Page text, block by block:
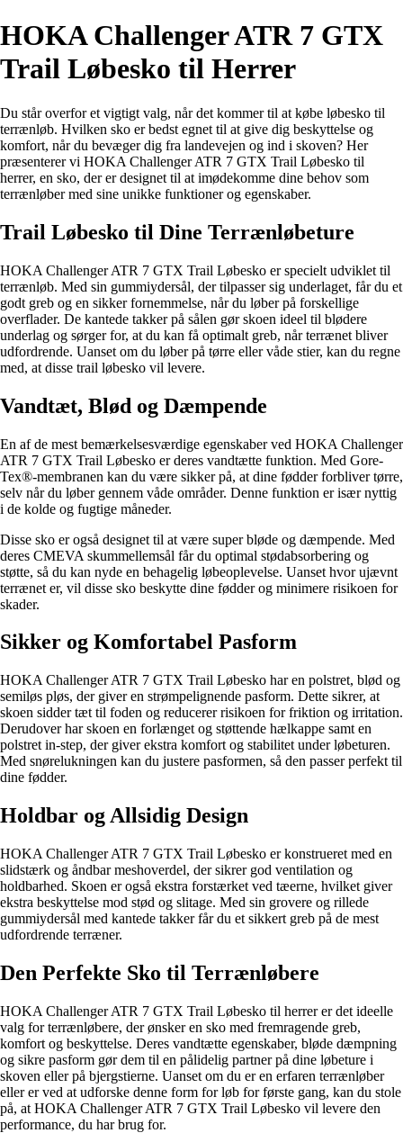
HOKA Challenger ATR 7 GTX
Trail Løbesko til Herrer
Du står overfor et vigtigt valg, når det kommer til at købe løbesko til
terrænløb. Hvilken sko er bedst egnet til at give dig beskyttelse og
komfort, når du bevæger dig fra landevejen og ind i skoven? Her
præsenterer vi HOKA Challenger ATR 7 GTX Trail Løbesko til
herrer, en sko, der er designet til at imødekomme dine behov som
terrænløber med sine unikke funktioner og egenskaber.
Trail Løbesko til Dine Terrænløbeture
HOKA Challenger ATR 7 GTX Trail Løbesko er specielt udviklet til
terrænløb. Med sin gummiydersål, der tilpasser sig underlaget, får du et
godt greb og en sikker fornemmelse, når du løber på forskellige
overflader. De kantede takker på sålen gør skoen ideel til blødere
underlag og sørger for, at du kan få optimalt greb, når terrænet bliver
udfordrende. Uanset om du løber på tørre eller våde stier, kan du regne
med, at disse trail løbesko vil levere.
Vandtæt, Blød og Dæmpende
En af de mest bemærkelsesværdige egenskaber ved HOKA Challenger
ATR 7 GTX Trail Løbesko er deres vandtætte funktion. Med Gore-
Tex®-membranen kan du være sikker på, at dine fødder forbliver tørre,
selv når du løber gennem våde områder. Denne funktion er især nyttig
i de kolde og fugtige måneder.
Disse sko er også designet til at være super bløde og dæmpende. Med
deres CMEVA skummellemsål får du optimal stødabsorbering og
støtte, så du kan nyde en behagelig løbeoplevelse. Uanset hvor ujævnt
terrænet er, vil disse sko beskytte dine fødder og minimere risikoen for
skader.
Sikker og Komfortabel Pasform
HOKA Challenger ATR 7 GTX Trail Løbesko har en polstret, blød og
semiløs pløs, der giver en strømpelignende pasform. Dette sikrer, at
skoen sidder tæt til foden og reducerer risikoen for friktion og irritation.
Derudover har skoen en forlænget og støttende hælkappe samt en
polstret in-step, der giver ekstra komfort og stabilitet under løbeturen.
Med snørelukningen kan du justere pasformen, så den passer perfekt til
dine fødder.
Holdbar og Allsidig Design
HOKA Challenger ATR 7 GTX Trail Løbesko er konstrueret med en
slidstærk og åndbar meshoverdel, der sikrer god ventilation og
holdbarhed. Skoen er også ekstra forstærket ved tæerne, hvilket giver
ekstra beskyttelse mod stød og slitage. Med sin grovere og rillede
gummiydersål med kantede takker får du et sikkert greb på de mest
udfordrende terræner.
Den Perfekte Sko til Terrænløbere
HOKA Challenger ATR 7 GTX Trail Løbesko til herrer er det ideelle
valg for terrænløbere, der ønsker en sko med fremragende greb,
komfort og beskyttelse. Deres vandtætte egenskaber, bløde dæmpning
og sikre pasform gør dem til en pålidelig partner på dine løbeture i
skoven eller på bjergstierne. Uanset om du er en erfaren terrænløber
eller er ved at udforske denne form for løb for første gang, kan du stole
på, at HOKA Challenger ATR 7 GTX Trail Løbesko vil levere den
performance, du har brug for.